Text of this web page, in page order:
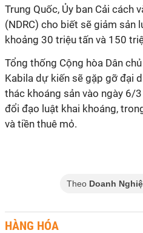
Trung Quốc, Ủy ban Cải cách
(NDRC) cho biết sẽ giảm sản
khoảng 30 triệu tấn và 150
Tổng thống Cộng hòa Dân
Kabila dự kiến sẽ gặp gỡ đại
thác khoáng sản vào ngày 6/
đổi đạo luật khai khoáng,
và tiền thuê mỏ.
Theo Doanh
HÀNG HÓA